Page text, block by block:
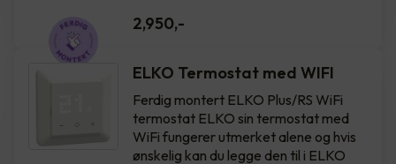
2,950,-
ELKO Termostat med WIFI
Ferdig montert ELKO Plus/RS WiFi
termostat ELKO sin termostat med
WiFi fungerer utmerket alene og hvis
ønskelig kan du legge den til i ELKO